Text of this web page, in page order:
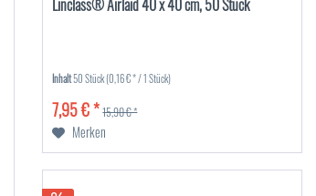
Linclass® Airlaid 40 x 40 cm, 50 Stück
Inhalt50 Stück(0,16 € * / 1 Stück)
7,95 € *15,90 € *
Merken